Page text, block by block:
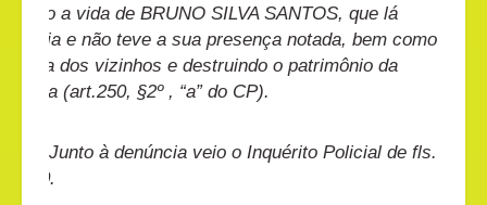
perigo a vida de BRUNO SILVA SANTOS, que lá
dormia e não teve a sua presença notada, bem como
a vida dos vizinhos e destruindo o patrimônio da
Vítima (art.250, §2º , “a” do CP).
Junto à denúncia veio o Inquérito Policial de fls.
05/60.